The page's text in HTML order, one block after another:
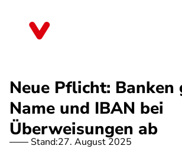
Neue Pflicht: Banken
Name und IBAN bei
Überweisungen ab
Stand:27. August 2025